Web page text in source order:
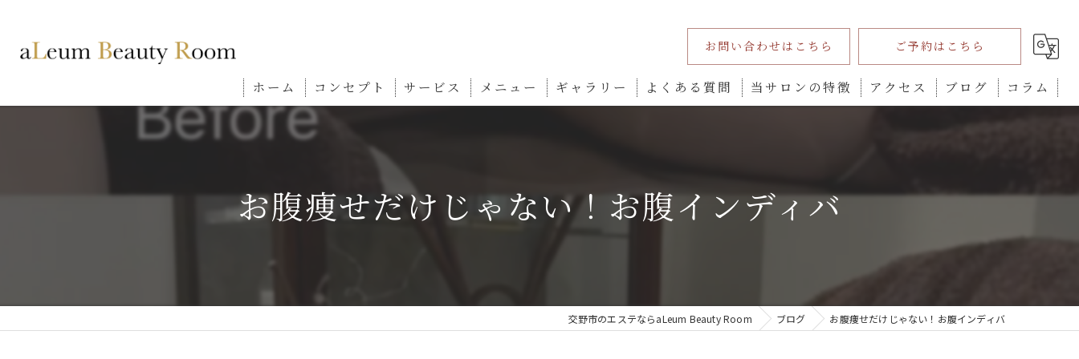
お問い合わせはこちら ご予約はこちら
ホーム コンセプト サービス メニュー ギャラリー よくある質問 当サロンの特徴
プライベートサロン
カウンセリング
アクセス ブログ コラム
お腹痩せだけじゃない！お腹インディバ
交野市のエステならaLeum Beauty Room ブログ お腹痩せだけじゃない！お腹インディバ